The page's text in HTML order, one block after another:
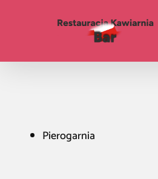
Pierogarnia